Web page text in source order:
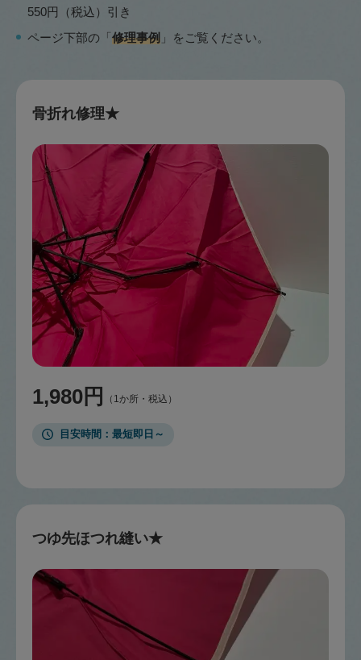
550円（税込）引き
ページ下部の「修理事例 」をご覧ください。
骨折れ修理★
1,980円 （1か所・税込）
目安時間 最短即日～
つゆ先ほつれ縫い★